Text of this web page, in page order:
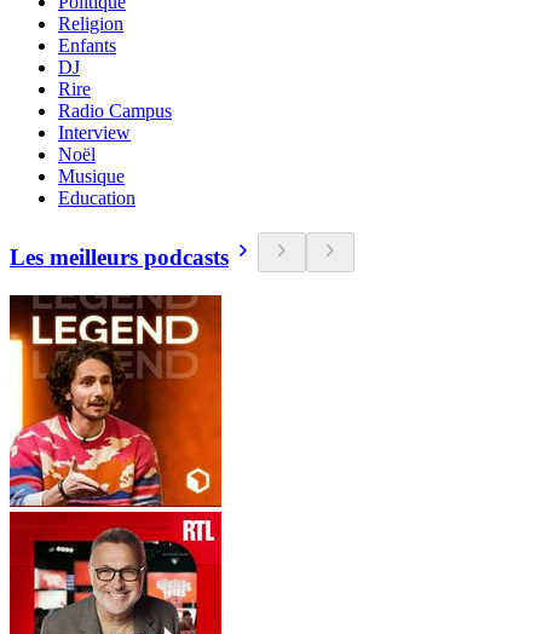
Religion
Enfants
DJ
Rire
Radio Campus
Interview
Noël
Musique
Education
Les meilleurs podcasts